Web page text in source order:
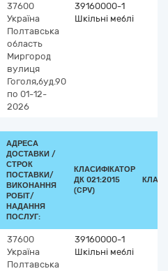
37600
Україна
Полтавська
область
Миргород
вулиця
Гоголя,буд.90
по 01-12-
2026
39160000-1
Шкільні меблі
АДРЕСА
ДОСТАВКИ /
СТРОК
ПОСТАВКИ/
ВИКОНАННЯ
РОБІТ/
НАДАННЯ
ПОСЛУГ:
КЛАСИФІКАТОР
ДК 021:2015
(CPV)
37600
Україна
Полтавська
39160000-1
Шкільні меблі